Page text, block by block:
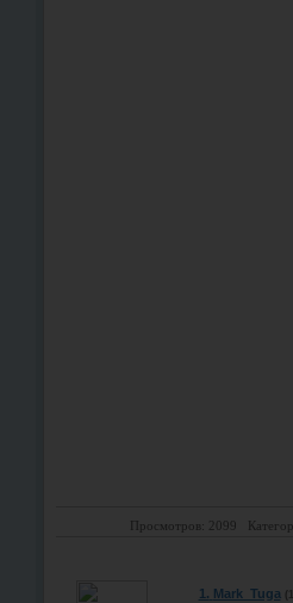
Просмотров: 2099
1. Mark_Tuga